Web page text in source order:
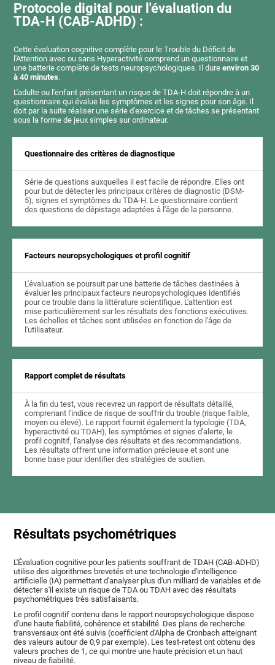
Protocole digital pour l'évaluation du
TDA-H (CAB-ADHD) :
Cette évaluation cognitive complète pour le Trouble du Déficit de
l'Attention avec ou sans Hyperactivité comprend un questionnaire et
une batterie complète de tests neuropsychologiques. Il dureenviron 30
à 40 minutes.
L'adulte ou l'enfant présentant un risque de TDA-H doit répondre à un
questionnaire qui évalue les symptômes et les signes pour son âge. Il
doit par la suite réaliser une série d'exercice et de tâches se présentant
sous la forme de jeux simples sur ordinateur.
Questionnaire des critères de diagnostique
Série de questions auxquelles il est facile de répondre. Elles ont
pour but de détecter les principaux critères de diagnostic (DSM-
5), signes et symptômes du TDA-H. Le questionnaire contient
des questions de dépistage adaptées à l'âge de la personne.
Facteurs neuropsychologiques et profil cognitif
L'évaluation se poursuit par une batterie de tâches destinées à
évaluer les principaux facteurs neuropsychologiques identifiés
pour ce trouble dans la littérature scientifique. L'attention est
mise particulièrement sur les résultats des fonctions exécutives.
Les échelles et tâches sont utilisées en fonction de l'âge de
l'utilisateur.
Rapport complet de résultats
À la fin du test, vous recevrez un rapport de résultats détaillé,
comprenant l'indice de risque de souffrir du trouble (risque faible,
moyen ou élevé). Le rapport fournit également la typologie (TDA,
hyperactivité ou TDAH), les symptômes et signes d'alerte, le
profil cognitif, l'analyse des résultats et des recommandations.
Les résultats offrent une information précieuse et sont une
bonne base pour identifier des stratégies de soutien.
Résultats psychométriques
L'Évaluation cognitive pour les patients souffrant de TDAH (CAB-ADHD)
utilise des algorithmes brevetés et une technologie d'intelligence
artificielle (IA) permettant d'analyser plus d'un milliard de variables et de
détecter s'il existe un risque de TDA ou TDAH avec des résultats
psychométriques très satisfaisants.
Le profil cognitif contenu dans le rapport neuropsychologique dispose
d'une haute fiabilité, cohérence et stabilité. Des plans de recherche
transversaux ont été suivis (coefficient d'Alpha de Cronbach atteignant
des valeurs autour de 0,9 par exemple). Les test-retest ont obtenu des
valeurs proches de 1, ce qui montre une haute précision et un haut
niveau de fiabilité.